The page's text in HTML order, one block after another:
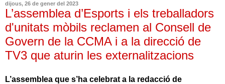
dijous, 26 de gener del 2023
L’assemblea d’Esports i els treballadors
d'unitats mòbils reclamen al Consell de
Govern de la CCMA i a la direcció de
TV3 que aturin les externalitzacions
L’assemblea que s’ha celebrat a la redacció de